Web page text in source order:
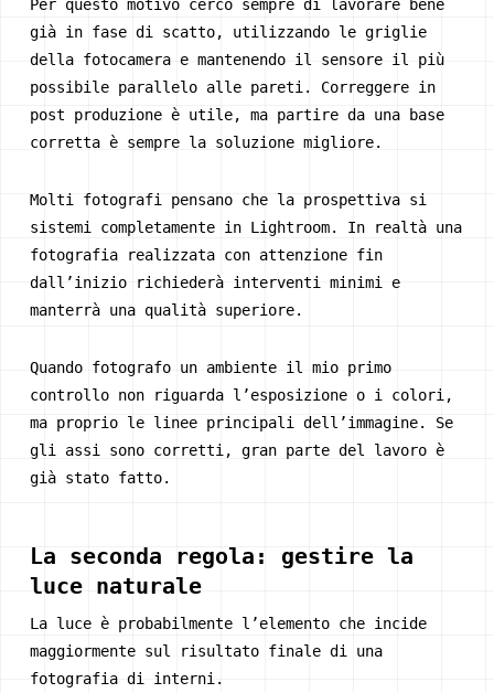
Per questo motivo cerco sempre di lavorare bene
già in fase di scatto, utilizzando le griglie
della fotocamera e mantenendo il sensore il più
possibile parallelo alle pareti. Correggere in
post produzione è utile, ma partire da una base
corretta è sempre la soluzione migliore.
Molti fotografi pensano che la prospettiva si
sistemi completamente in Lightroom. In realtà una
fotografia realizzata con attenzione fin
dall’inizio richiederà interventi minimi e
manterrà una qualità superiore.
Quando fotografo un ambiente il mio primo
controllo non riguarda l’esposizione o i colori,
ma proprio le linee principali dell’immagine. Se
gli assi sono corretti, gran parte del lavoro è
già stato fatto.
La seconda regola: gestire la
luce naturale
La luce è probabilmente l’elemento che incide
maggiormente sul risultato finale di una
fotografia di interni.